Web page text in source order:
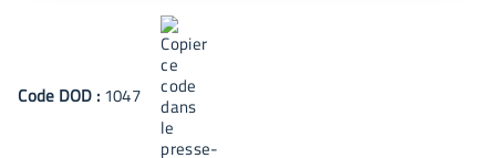
Code DOD : 1047